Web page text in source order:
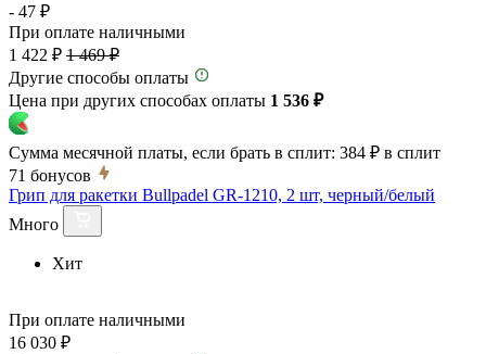
- 47 ₽
При оплате наличными
1 422 ₽ 1 469 ₽
Другие способы оплаты
Цена при других способах оплаты 1 536 ₽
Сумма месячной платы, если брать в сплит: 384 ₽ в сплит
71 бонусов
Грип для ракетки Bullpadel GR-1210, 2 шт, черный/белый
Много
Хит
При оплате наличными
16 030 ₽